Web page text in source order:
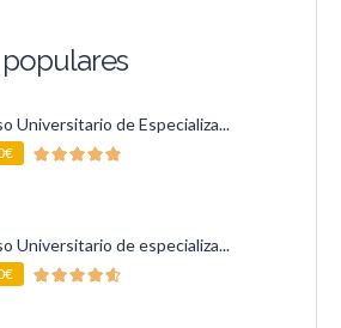
Universitario de Especializa...
Universitario de especializa...